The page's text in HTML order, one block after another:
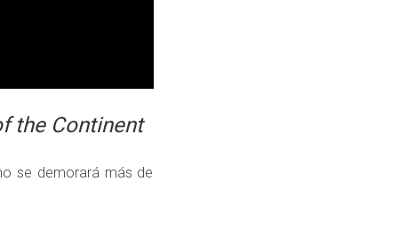
the Continent
se demorará más de